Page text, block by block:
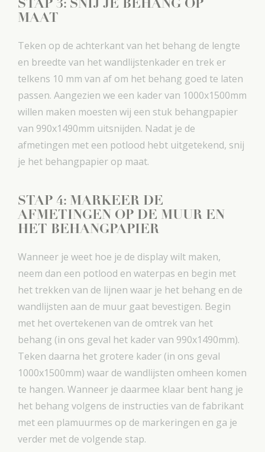
STAP 3: SNIJ JE BEHANG OP
MAAT
Teken op de achterkant van het behang de lengte
en breedte van het wandlijstenkader en trek er
telkens 10 mm van af om het behang goed te laten
passen. Aangezien we een kader van 1000x1500mm
willen maken moesten wij een stuk behangpapier
van 990x1490mm uitsnijden. Nadat je de
afmetingen met een potlood hebt uitgetekend, snij
je het behangpapier op maat.
STAP 4: MARKEER DE
AFMETINGEN OP DE MUUR EN
HET BEHANGPAPIER
Wanneer je weet hoe je de display wilt maken,
neem dan een potlood en waterpas en begin met
het trekken van de lijnen waar je het behang en de
wandlijsten aan de muur gaat bevestigen. Begin
met het overtekenen van de omtrek van het
behang (in ons geval het kader van 990x1490mm).
Teken daarna het grotere kader (in ons geval
1000x1500mm) waar de wandlijsten omheen komen
te hangen. Wanneer je daarmee klaar bent hang je
het behang volgens de instructies van de fabrikant
met een plamuurmes op de markeringen en ga je
verder met de volgende stap.